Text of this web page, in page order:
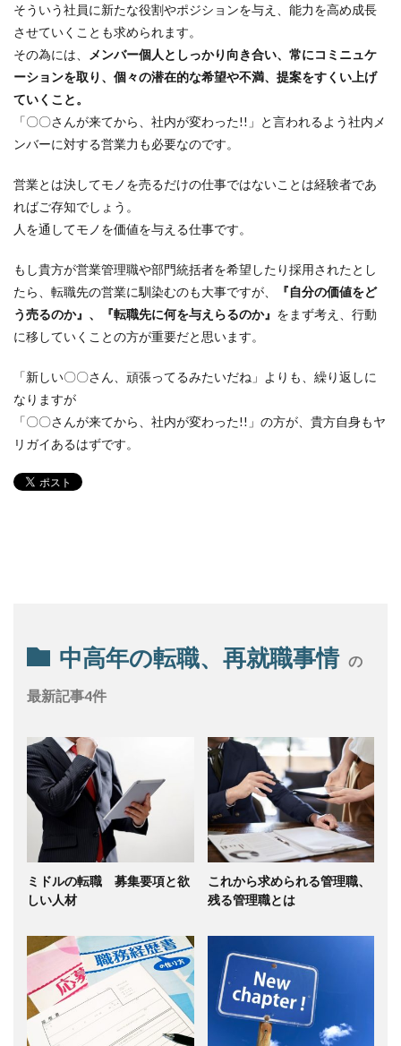
そういう社員に新たな役割やポジションを与え、能力を高め成長
させていくことも求められます。
その為には、
メンバー個人としっかり向き合い、常にコミニュケ
ーションを取り、個々の潜在的な希望や不満、提案をすくい上げ
ていくこと。
「〇〇さんが来てから、社内が変わった!!」と言われるよう社内メ
ンバーに対する営業力も必要なのです。
営業とは決してモノを売るだけの仕事ではないことは経験者であ
ればご存知でしょう。
人を通してモノを価値を与える仕事です。
もし貴方が営業管理職や部門統括者を希望したり採用されたとし
たら、転職先の営業に馴染むのも大事ですが、
『自分の価値をど
う売るのか』、『転職先に何を与えらるのか』 をまず考え、行動
に移していくことの方が重要だと思います。
「新しい〇〇さん、頑張ってるみたいだね」よりも、繰り返しに
なりますが
「〇〇さんが来てから、社内が変わった!!」の方が、貴方自身もヤ
リガイあるはずです。
中高年の転職、再就職事情 の
最新記事4件
ミドルの転職 募集要項と欲
しい人材
これから求められる管理職、
残る管理職とは